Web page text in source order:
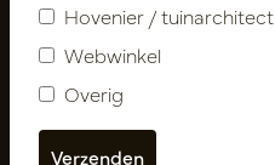
Nieuwsbrief
Hovenier / tuinarchitect
Webwinkel
Overig